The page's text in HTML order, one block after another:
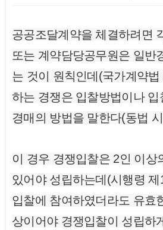
공공조달계약을 체결하려면
또는 계약담당공무원은 일반
는 것이 원칙인데(국가계약
하는 경쟁은 입찰방법이나
경매의 방법을 말한다(동법
이 경우 경쟁입찰은 2인 이상
있어야 성립하는데(시행령 제
입찰에 참여하였더라도 유효
상이어야 경쟁입찰이 성립하